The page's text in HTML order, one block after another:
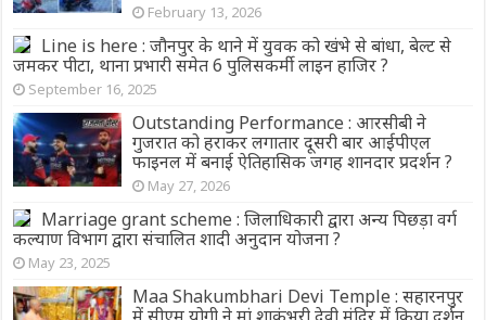
February 13, 2026
Line is here : जौनपुर के थाने में युवक को खंभे से बांधा, बेल्‍ट से
जमकर पीटा, थाना प्रभारी समेत 6 पुलिसकर्मी लाइन हाजिर ?
September 16, 2025
Outstanding Performance : आरसीबी ने
गुजरात को हराकर लगातार दूसरी बार आईपीएल
फाइनल में बनाई ऐतिहासिक जगह शानदार प्रदर्शन ?
May 27, 2026
Marriage grant scheme : जिलाधिकारी द्वारा अन्य पिछड़ा वर्ग
कल्याण विभाग द्वारा संचालित शादी अनुदान योजना ?
May 23, 2025
Maa Shakumbhari Devi Temple : सहारनपुर